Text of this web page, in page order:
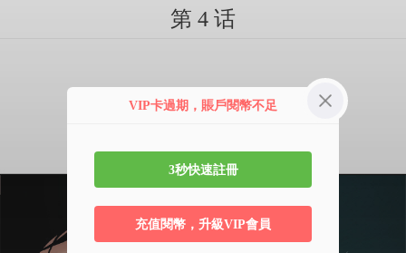
第 4 话
VIP卡過期，賬戶閱幣不足
3秒快速註冊
充值閱幣，升級VIP會員